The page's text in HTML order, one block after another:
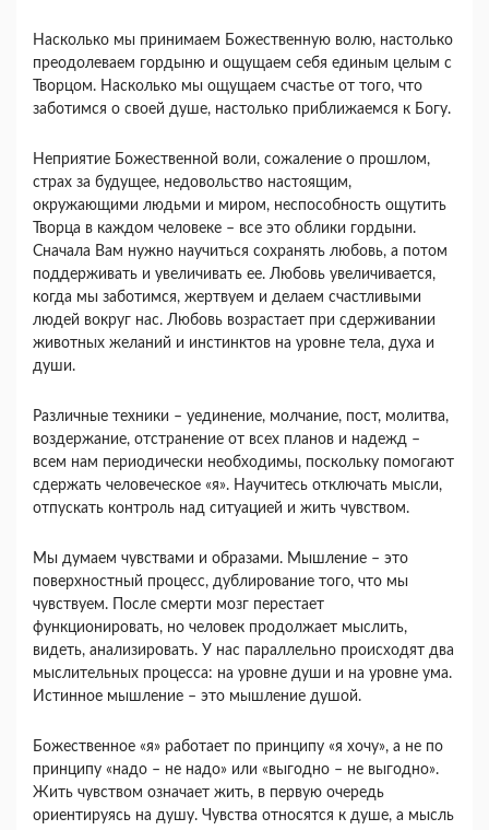
Насколько мы принимаем Божественную волю, настолько
преодолеваем гордыню и ощущаем себя единым целым с
Творцом. Насколько мы ощущаем счастье от того, что
заботимся о своей душе, настолько приближаемся к Богу.
Неприятие Божественной воли, сожаление о прошлом,
страх за будущее, недовольство настоящим,
окружающими людьми и миром, неспособность ощутить
Творца в каждом человеке – все это облики гордыни.
Сначала Вам нужно научиться сохранять любовь, а потом
поддерживать и увеличивать ее. Любовь увеличивается,
когда мы заботимся, жертвуем и делаем счастливыми
людей вокруг нас. Любовь возрастает при сдерживании
животных желаний и инстинктов на уровне тела, духа и
души.
Различные техники – уединение, молчание, пост, молитва,
воздержание, отстранение от всех планов и надежд –
всем нам периодически необходимы, поскольку помогают
сдержать человеческое «я». Научитесь отключать мысли,
отпускать контроль над ситуацией и жить чувством.
Мы думаем чувствами и образами. Мышление – это
поверхностный процесс, дублирование того, что мы
чувствуем. После смерти мозг перестает
функционировать, но человек продолжает мыслить,
видеть, анализировать. У нас параллельно происходят два
мыслительных процесса: на уровне души и на уровне ума.
Истинное мышление – это мышление душой.
Божественное «я» работает по принципу «я хочу», а не по
принципу «надо – не надо» или «выгодно – не выгодно».
Жить чувством означает жить, в первую очередь
ориентируясь на душу. Чувства относятся к душе, а мысль